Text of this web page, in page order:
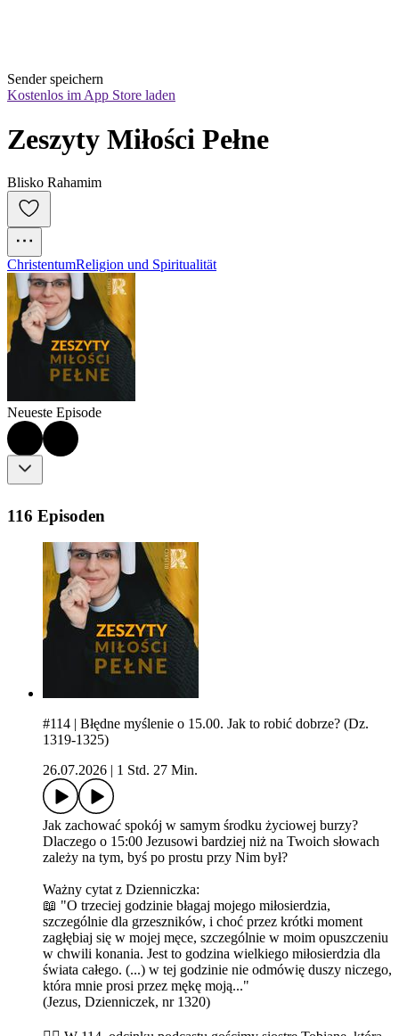
Sender speichern
Kostenlos im App Store laden
Zeszyty Miłości Pełne
Blisko Rahamim
ChristentumReligion und Spiritualität
Neueste Episode
116 Episoden
#114 | Błędne myślenie o 15.00. Jak to robić dobrze? (Dz.
1319-1325)
26.07.2026
1 Std. 27 Min.
Jak zachować spokój w samym środku życiowej burzy?
Dlaczego o 15:00 Jezusowi bardziej niż na Twoich słowach
zależy na tym, byś po prostu przy Nim był?
Ważny cytat z Dzienniczka:
📖 "O trzeciej godzinie błagaj mojego miłosierdzia,
szczególnie dla grzeszników, i choć przez krótki moment
zagłębiaj się w mojej męce, szczególnie w moim opuszczeniu
w chwili konania. Jest to godzina wielkiego miłosierdzia dla
świata całego. (...) w tej godzinie nie odmówię duszy niczego,
która mnie prosi przez mękę moją..."
(Jezus, Dzienniczek, nr 1320)